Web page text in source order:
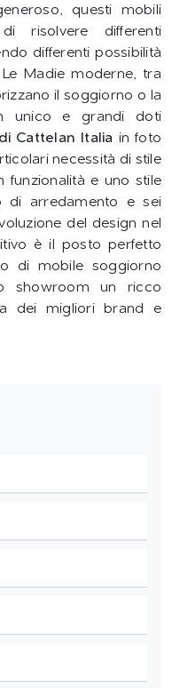
questi mobili
risolvere differenti
differenti possibilità
Madie moderne, tra
il soggiorno o la
unico e grandi doti
Cattelan Italia in foto
necessità di stile
funzionalità e uno stile
di arredamento e sei
del design nel
è il posto perfetto
di mobile soggiorno
showroom un ricco
dei migliori brand e